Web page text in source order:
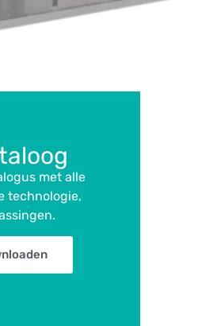
met alle
technologie,